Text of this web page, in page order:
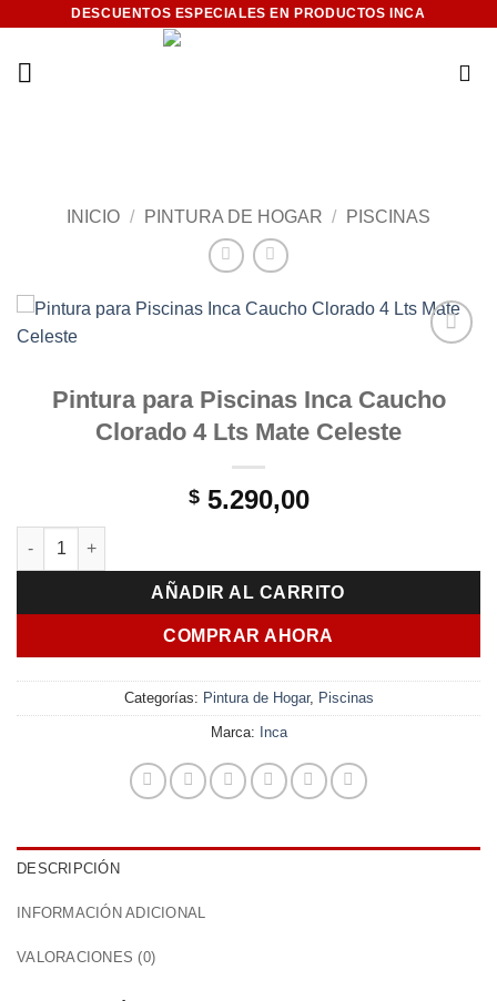
contenido
DESCUENTOS ESPECIALES EN PRODUCTOS INCA
INICIO / PINTURA DE HOGAR / PISCINAS
Pintura para Piscinas Inca Caucho
Clorado 4 Lts Mate Celeste
$5.290,00
Pintura para Piscinas Inca Caucho Clorado 4 Lts Mate Celeste
AÑADIR AL CARRITO
COMPRAR AHORA
Categorías: Pintura de Hogar, Piscinas
Marca: Inca
DESCRIPCIÓN
INFORMACIÓN ADICIONAL
VALORACIONES (0)